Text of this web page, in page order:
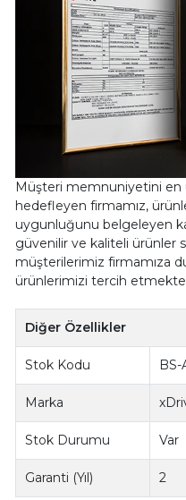
Müşteri memnuniyetini en
hedefleyen firmamız,
uygunluğunu belgeleyen
güvenilir ve kaliteli ürünler
müşterilerimiz firmamıza
ürünlerimizi tercih
Diğer Özellikler
Stok Kodu BS-
Marka
Stok Durumu Var
Garanti (Yıl) 2